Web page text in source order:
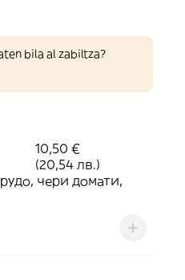
bila al zabiltza?
10,50 €
(20,54 лв.)
чери домати,